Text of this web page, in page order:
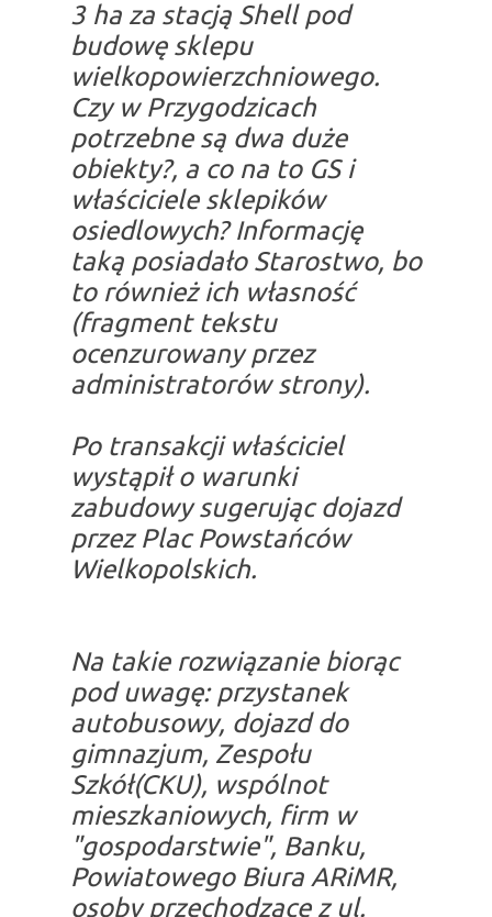
3 ha za stacją Shell pod
budowę sklepu
wielkopowierzchniowego.
Czy w Przygodzicach
potrzebne są dwa duże
obiekty?, a co na to GS i
właściciele sklepików
osiedlowych? Informację
taką posiadało Starostwo, bo
to również ich własność
(fragment tekstu
ocenzurowany przez
administratorów strony).
Po transakcji właściciel
wystąpił o warunki
zabudowy sugerując dojazd
przez Plac Powstańców
Wielkopolskich.
Na takie rozwiązanie biorąc
pod uwagę: przystanek
autobusowy, dojazd do
gimnazjum, Zespołu
Szkół(CKU), wspólnot
mieszkaniowych, firm w
"gospodarstwie", Banku,
Powiatowego Biura ARiMR,
osoby przechodzące z ul.